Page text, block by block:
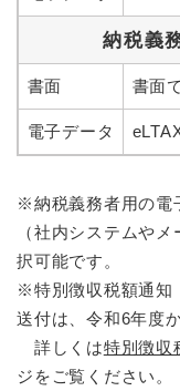
納税義
書面 書面
電子データ
※納税義務者用の電
（社内システムや
択可能です。
※特別徴収税額通知
送付は、令和6年度
詳しくは特別徴収
ジをご覧ください。